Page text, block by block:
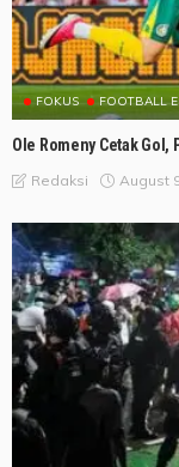
FOKUS FOOTBALL
Ole Romeny Cetak Gol,
Redaksi August